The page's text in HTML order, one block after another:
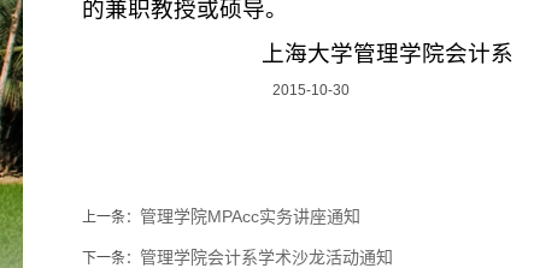
的兼职教授或硕导。
上海大学管理学院会计系
2015-10-30
上一条： 管理学院MPAcc实务讲座通知
下一条： 管理学院会计系学术沙龙活动通知